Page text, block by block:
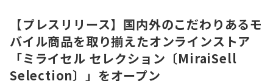
【プレスリリース】国内外のこだわりあるモ
バイル商品を取り揃えたオンラインストア
「ミライセル セレクション〔MiraiSell
Selection〕」をオープン